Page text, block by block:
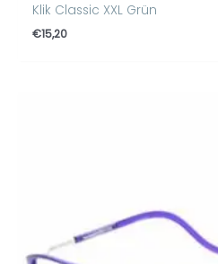
Klik Classic XXL Grün
€15,20